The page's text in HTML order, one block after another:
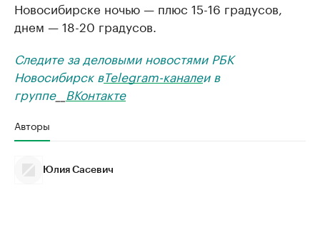
Новосибирске ночью — плюс 15-16 градусов,
днем — 18-20 градусов.
Следите за деловыми новостями РБК
Новосибирск вTelegram-каналеи в
группе__ ВКонтакте
Авторы
Юлия Сасевич